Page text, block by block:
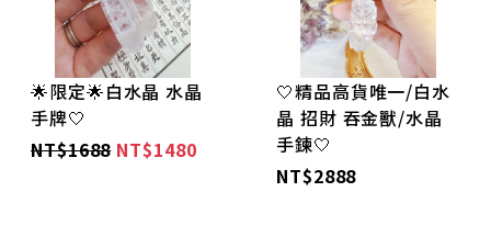
🌟限定🌟白水晶 水晶
手牌🤍
NT$1688 NT$1480
🤍精品高貨唯一/白水
晶 招財 吞金獸/水晶
手鍊🤍
NT$2888